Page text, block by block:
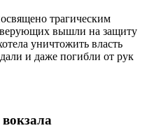
трагическим
верующих вышли на защиту
уничтожить власть
и даже погибли от рук